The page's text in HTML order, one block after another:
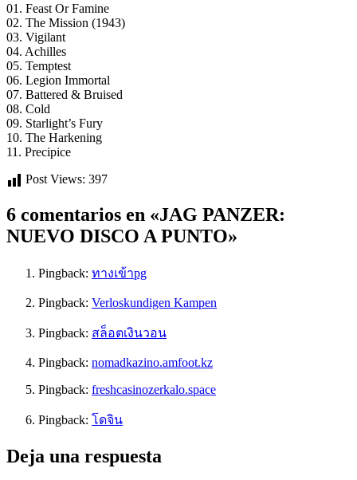
01. Feast Or Famine
02. The Mission (1943)
03. Vigilant
04. Achilles
05. Temptest
06. Legion Immortal
07. Battered & Bruised
08. Cold
09. Starlight’s Fury
10. The Harkening
11. Precipice
Post Views: 397
6 comentarios en «JAG PANZER:
NUEVO DISCO A PUNTO»
Pingback: ทางเข้าpg
Pingback: Verloskundigen Kampen
Pingback: สล็อตเงินวอน
Pingback: nomadkazino.amfoot.kz
Pingback: freshcasinozerkalo.space
Pingback: โดจิน
Deja una respuesta